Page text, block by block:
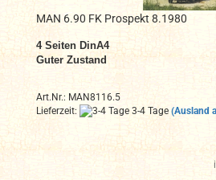
MAN 6.90 FK Prospekt 8.1980
4 Seiten DinA4
Guter Zustand
Art.Nr.: MAN8116.5
Lieferzeit:
3-4 Tage (Ausland